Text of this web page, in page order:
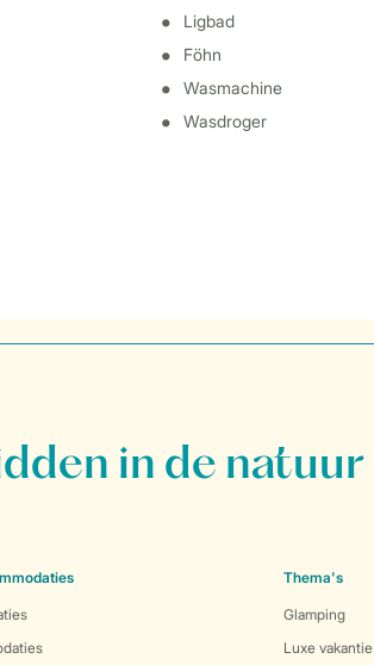
Ligbad
Föhn
Wasmachine
Wasdroger
in de natuur
Thema's
Glamping
Luxe vakantie